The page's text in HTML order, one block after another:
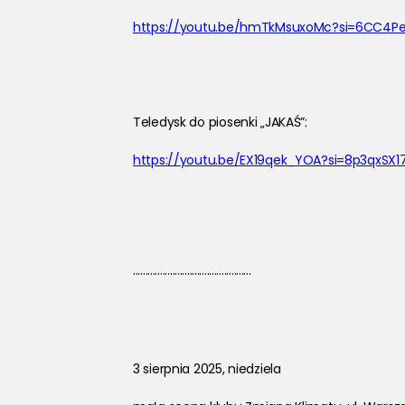
https://youtu.be/
Teledysk do piosenki „JAKAŚ”:
https://youtu.be/
················································
3 sierpnia 2025, niedziela